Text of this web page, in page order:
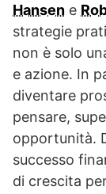
Hansen e
strategie
non è solo
e azione. In
diventare
pensare,
opportunità.
successo
di crescita